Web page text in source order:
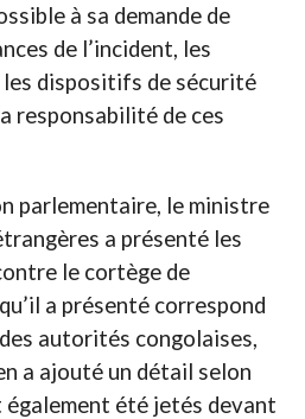
à sa demande de
de l’incident, les
dispositifs de sécurité
responsabilité de ces
parlementaire, le ministre
a présenté les
le cortège de
a présenté correspond
autorités congolaises,
a ajouté un détail selon
été jetés devant